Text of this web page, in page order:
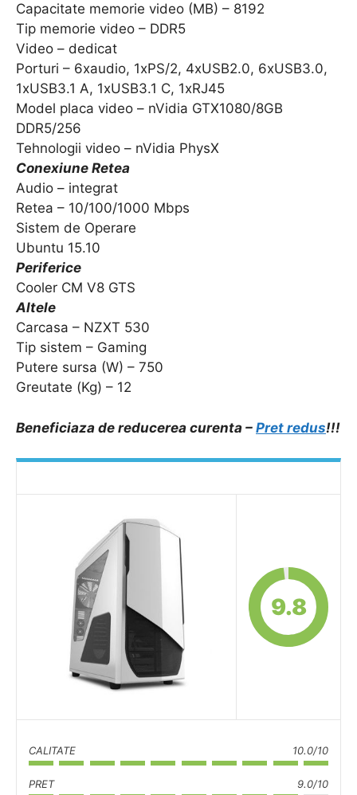
Capacitate memorie video (MB) – 8192
Tip memorie video – DDR5
Video – dedicat
Porturi – 6xaudio, 1xPS/2, 4xUSB2.0, 6xUSB3.0,
1xUSB3.1 A, 1xUSB3.1 C, 1xRJ45
Model placa video – nVidia GTX1080/8GB
DDR5/256
Tehnologii video – nVidia PhysX
Conexiune Retea
Audio – integrat
Retea – 10/100/1000 Mbps
Sistem de Operare
Ubuntu 15.10
Periferice
Cooler CM V8 GTS
Altele
Carcasa – NZXT 530
Tip sistem – Gaming
Putere sursa (W) – 750
Greutate (Kg) – 12
Beneficiaza de reducerea curenta – Pret redus!!!
9.8
CALITATE 10.0/10
PRET 9.0/10